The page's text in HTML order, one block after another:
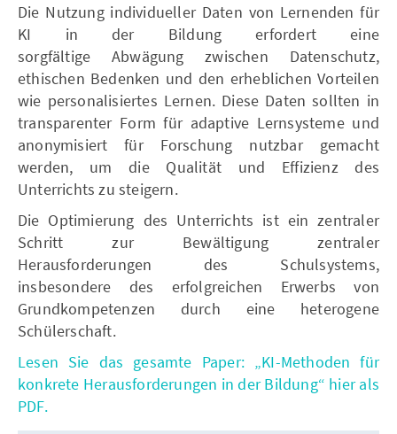
Die Nutzung individueller Daten von Lernenden für
KI in der Bildung erfordert eine
sorgfältige Abwägung zwischen Datenschutz,
ethischen Bedenken und den erheblichen Vorteilen
wie personalisiertes Lernen. Diese Daten sollten in
transparenter Form für adaptive Lernsysteme und
anonymisiert für Forschung nutzbar gemacht
werden, um die Qualität und Effizienz des
Unterrichts zu steigern.
Die Optimierung des Unterrichts ist ein zentraler
Schritt zur Bewältigung zentraler
Herausforderungen des Schulsystems,
insbesondere des erfolgreichen Erwerbs von
Grundkompetenzen durch eine heterogene
Schülerschaft.
Lesen Sie das gesamte Paper: „KI-Methoden für
konkrete Herausforderungen in der Bildung“ hier als
PDF.